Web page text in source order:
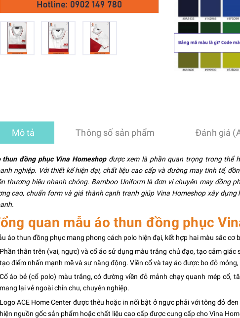
Mô tả Thông số sản phẩm Đánh giá
thun đồng phục Vina Homeshop được xem là phần quan trọng trong thể
nghiệp. Với thiết kế hiện đại, chất liệu cao cấp và đường may tinh tế,
thương hiệu nhanh chóng. Bamboo Uniform là đơn vị chuyên may đồng
cao, chuẩn form và giá thành cạnh tranh giúp Vina Homeshop xây
quan mẫu áo thun đồng phục
áo thun đồng phục mang phong cách polo hiện đại, kết hợp hai màu sắc
Phần thân trên (vai, ngực) và cổ áo sử dụng màu trắng chủ đạo, tạo cảm
tạo điểm nhấn mạnh mẽ và sự năng động. Viền cổ và tay áo được bo đỏ
Cổ áo bẻ (cổ polo) màu trắng, có đường viền đỏ mảnh chạy quanh mép cổ,
mang lại vẻ ngoài chỉn chu, chuyên nghiệp.
Logo ACE Home Center được thêu hoặc in nổi bật ở ngực phải với tông đỏ
hiện nguồn gốc sản phẩm hoặc chất liệu cao cấp được cung cấp cho Vina